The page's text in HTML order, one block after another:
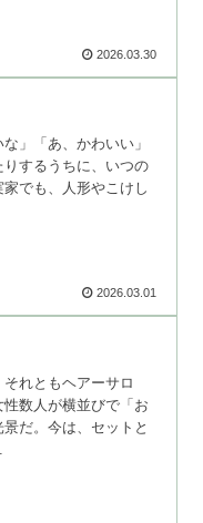
2026.03.30
」「あ、かわいい」
するうちに、いつの
でも、人形やこけし
2026.03.01
れともヘアーサロ
数人が横並びで「お
だ。今は、セットと